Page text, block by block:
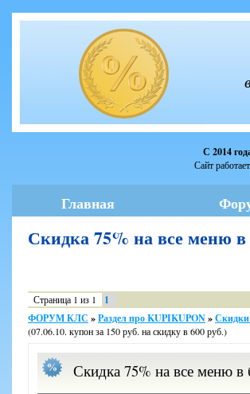
С 2014
Сайт
Главная
Скидка 75% на все меню
Страница 1 из 1
1
ФОРУМ КЛС »Раздел про KUPIKUPON»
(07.06.10. купон за 150 руб. на скидку в 600 руб.)
Скидка 75% на все меню в